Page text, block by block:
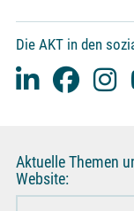
Die AKT in den
Aktuelle Themen
Website: